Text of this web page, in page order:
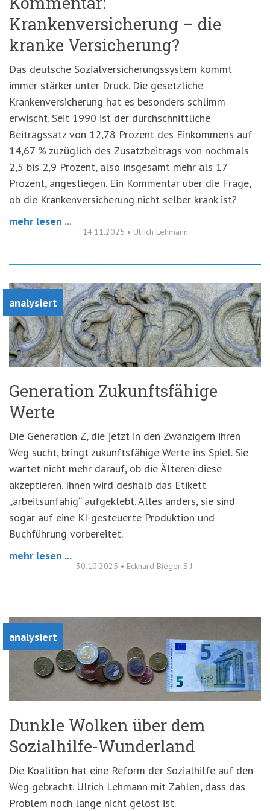
Krankenversicherung – die
kranke Versicherung?
Das deutsche Sozialversicherungssystem kommt
immer stärker unter Druck. Die gesetzliche
Krankenversicherung hat es besonders schlimm
erwischt. Seit 1990 ist der durchschnittliche
Beitragssatz von 12,78 Prozent des Einkommens auf
14,67 % zuzüglich des Zusatzbeitrags von nochmals
2,5 bis 2,9 Prozent, also insgesamt mehr als 17
Prozent, angestiegen. Ein Kommentar über die Frage,
ob die Krankenversicherung nicht selber krank ist?
mehr lesen ...
14.11.2025 • Ulrich Lehmann
analysiert
Generation Zukunftsfähige
Werte
Die Generation Z, die jetzt in den Zwanzigern ihren
Weg sucht, bringt zukunftsfähige Werte ins Spiel. Sie
wartet nicht mehr darauf, ob die Älteren diese
akzeptieren. Ihnen wird deshalb das Etikett
„arbeitsunfähig“ aufgeklebt. Alles anders, sie sind
sogar auf eine KI-gesteuerte Produktion und
Buchführung vorbereitet.
mehr lesen ...
30.10.2025 • Eckhard Bieger S.J.
analysiert
Dunkle Wolken über dem
Sozialhilfe-Wunderland
Die Koalition hat eine Reform der Sozialhilfe auf den
Weg gebracht. Ulrich Lehmann mit Zahlen, dass das
Problem noch lange nicht gelöst ist.